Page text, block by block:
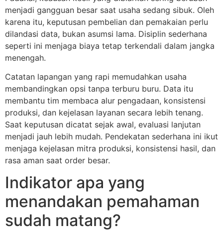
menjadi gangguan besar saat usaha sedang sibuk. Oleh
karena itu, keputusan pembelian dan pemakaian perlu
dilandasi data, bukan asumsi lama. Disiplin sederhana
seperti ini menjaga biaya tetap terkendali dalam jangka
menengah.
Catatan lapangan yang rapi memudahkan usaha
membandingkan opsi tanpa terburu buru. Data itu
membantu tim membaca alur pengadaan, konsistensi
produksi, dan kejelasan layanan secara lebih tenang.
Saat keputusan dicatat sejak awal, evaluasi lanjutan
menjadi jauh lebih mudah. Pendekatan sederhana ini ikut
menjaga kejelasan mitra produksi, konsistensi hasil, dan
rasa aman saat order besar.
Indikator apa yang
menandakan pemahaman
sudah matang?